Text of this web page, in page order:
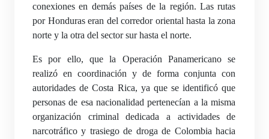
conexiones en demás países de la región. Las rutas
por Honduras eran del corredor oriental hasta la zona
norte y la otra del sector sur hasta el norte.
Es por ello, que la Operación Panamericano se
realizó en coordinación y de forma conjunta con
autoridades de Costa Rica, ya que se identificó que
personas de esa nacionalidad pertenecían a la misma
organización criminal dedicada a actividades de
narcotráfico y trasiego de droga de Colombia hacia